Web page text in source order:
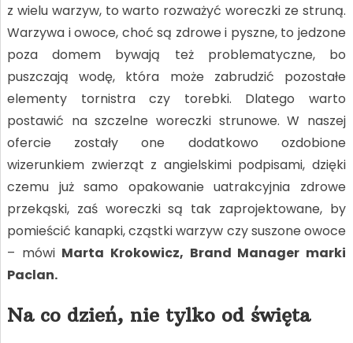
z wielu warzyw, to warto rozważyć woreczki ze struną.
Warzywa i owoce, choć są zdrowe i pyszne, to jedzone
poza domem bywają też problematyczne, bo
puszczają wodę, która może zabrudzić pozostałe
elementy tornistra czy torebki. Dlatego warto
postawić na szczelne woreczki strunowe. W naszej
ofercie zostały one dodatkowo ozdobione
wizerunkiem zwierząt z angielskimi podpisami, dzięki
czemu już samo opakowanie uatrakcyjnia zdrowe
przekąski, zaś woreczki są tak zaprojektowane, by
pomieścić kanapki, cząstki warzyw czy suszone owoce
– mówi Marta Krokowicz, Brand Manager marki
Paclan.
Na co dzień, nie tylko od święta